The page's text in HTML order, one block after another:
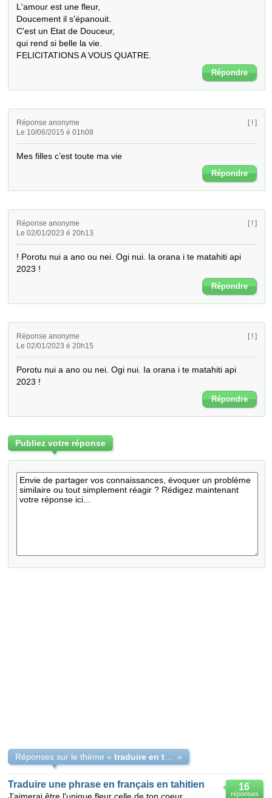
L'amour est une fleur,
Doucement il s'épanouit.
C'est un Etat de Douceur,
qui rend si belle la vie.
FELICITATIONS A VOUS QUATRE.
Répondre
Réponse anonyme
Le 10/06/2015 é 01h08
[ ! ]
Mes filles c’est toute ma vie
Répondre
Réponse anonyme
Le 02/01/2023 é 20h13
[ ! ]
! Porotu nui a ano ou nei. Ogi nui. Ia orana i te matahiti api
2023 !
Répondre
Réponse anonyme
Le 02/01/2023 é 20h15
[ ! ]
Porotu nui a ano ou nei. Ogi nui. Ia orana i te matahiti api
2023 !
Répondre
Publiez votre réponse
Réponses sur le thème « »
16
réponses
Traduire une phrase en français en tahitien